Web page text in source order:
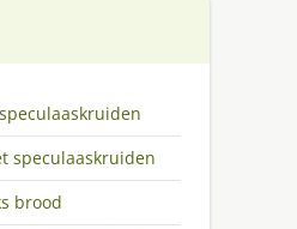
speculaaskruiden
brood